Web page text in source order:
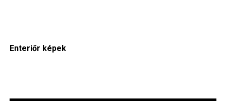
Enteriőr képek